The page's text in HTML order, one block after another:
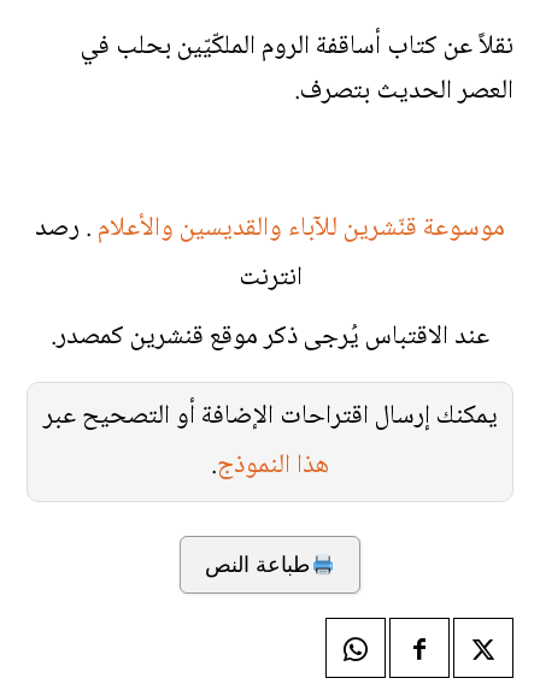
نقلاً عن كتاب أساقفة الروم الملكّيّين بحلب في
العصر الحديث بتصرف.
موسوعة قنّشرين للآباء والقديسين والأعلام. رصد
انترنت
عند الاقتباس يُرجى ذكر موقع قنشرين كمصدر.
يمكنك إرسال اقتراحات الإضافة أو التصحيح عبر
هذا النموذج.
طباعة النص